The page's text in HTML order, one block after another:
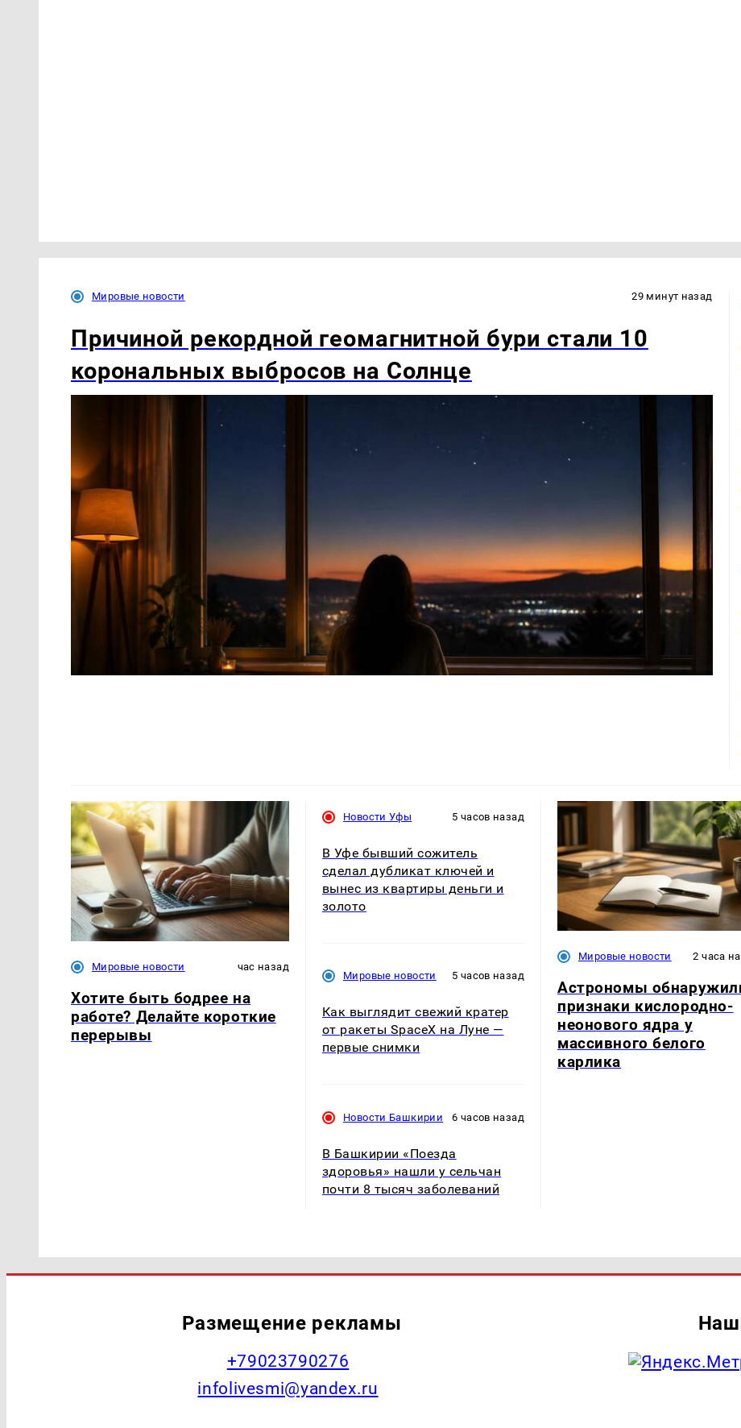
Мировые новости 29 минут назад
Причиной рекордной геомагнитной бури стали 10
корональных выбросов на Солнце
Мировые новости час назад
Хотите быть бодрее на
работе? Делайте короткие
перерывы
Новости Уфы 5 часов назад
В Уфе бывший сожитель
сделал дубликат ключей и
вынес из квартиры деньги и
золото
Мировые новости 5 часов назад
Как выглядит свежий кратер
от ракеты SpaceX на Луне —
первые снимки
Новости Башкирии 6 часов назад
В Башкирии «Поезда
здоровья» нашли у сельчан
почти 8 тысяч заболеваний
Мировые новости 2 часа
Астрономы
признаки кислородно-
неонового ядра у
массивного белого
карлика
Размещение рекламы
+79023790276
infolivesmi@yandex.ru